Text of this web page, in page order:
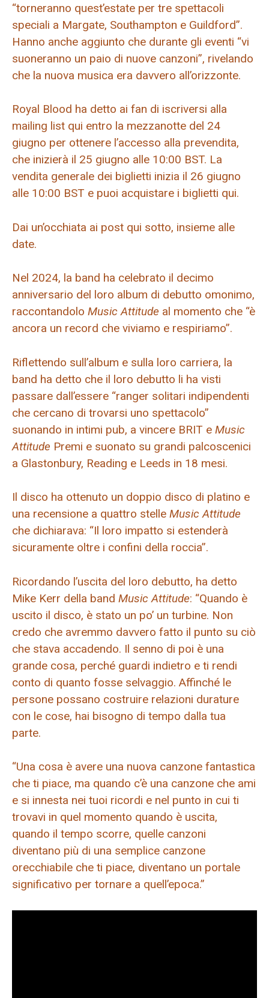
“torneranno quest’estate per tre spettacoli
speciali a Margate, Southampton e Guildford”.
Hanno anche aggiunto che durante gli eventi “vi
suoneranno un paio di nuove canzoni”, rivelando
che la nuova musica era davvero all’orizzonte.
Royal Blood ha detto ai fan di iscriversi alla
mailing list qui entro la mezzanotte del 24
giugno per ottenere l’accesso alla prevendita,
che inizierà il 25 giugno alle 10:00 BST. La
vendita generale dei biglietti inizia il 26 giugno
alle 10:00 BST e puoi acquistare i biglietti qui.
Dai un’occhiata ai post qui sotto, insieme alle
date.
Nel 2024, la band ha celebrato il decimo
anniversario del loro album di debutto omonimo,
raccontandolo Music Attitude al momento che “è
ancora un record che viviamo e respiriamo”.
Riflettendo sull’album e sulla loro carriera, la
band ha detto che il loro debutto li ha visti
passare dall’essere “ranger solitari indipendenti
che cercano di trovarsi uno spettacolo”
suonando in intimi pub, a vincere BRIT e Music
Attitude Premi e suonato su grandi palcoscenici
a Glastonbury, Reading e Leeds in 18 mesi.
Il disco ha ottenuto un doppio disco di platino e
una recensione a quattro stelle Music Attitude
che dichiarava: “Il loro impatto si estenderà
sicuramente oltre i confini della roccia”.
Ricordando l’uscita del loro debutto, ha detto
Mike Kerr della band Music Attitude: “Quando è
uscito il disco, è stato un po’ un turbine. Non
credo che avremmo davvero fatto il punto su ciò
che stava accadendo. Il senno di poi è una
grande cosa, perché guardi indietro e ti rendi
conto di quanto fosse selvaggio. Affinché le
persone possano costruire relazioni durature
con le cose, hai bisogno di tempo dalla tua
parte.
“Una cosa è avere una nuova canzone fantastica
che ti piace, ma quando c’è una canzone che ami
e si innesta nei tuoi ricordi e nel punto in cui ti
trovavi in ​​quel momento quando è uscita,
quando il tempo scorre, quelle canzoni
diventano più di una semplice canzone
orecchiabile che ti piace, diventano un portale
significativo per tornare a quell’epoca.”